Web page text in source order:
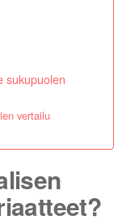
sukupuolen
vertailu